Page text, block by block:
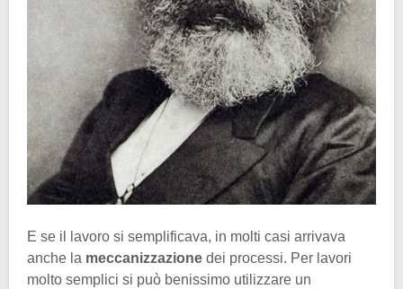
E se il lavoro si semplificava, in molti casi arrivava
anche la meccanizzazione dei processi. Per lavori
molto semplici si può benissimo utilizzare un